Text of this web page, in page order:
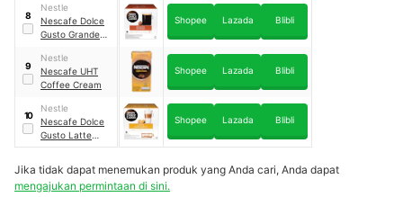
8
Nestle
Nescafe Dolce
Gusto Grande
Shopee Lazada Blibli
9
Nestle
Nescafe UHT
Coffee Cream
Shopee Lazada Blibli
10
Nestle
Nescafe Dolce
Gusto Latte
Macchiato
Shopee Lazada Blibli
Jika tidak dapat menemukan produk yang Anda cari, Anda dapat
mengajukan permintaan di sini.